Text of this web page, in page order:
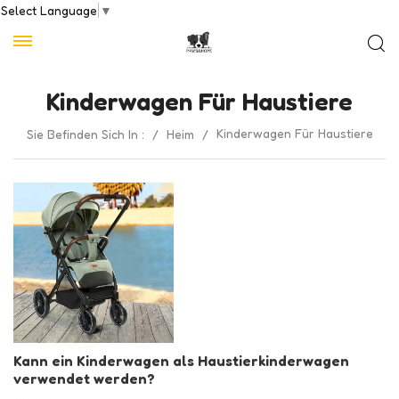
Select Language ▼
Kinderwagen Für Haustiere
Sie Befinden Sich In : / Heim / Kinderwagen Für Haustiere
Kann ein Kinderwagen als Haustierkinderwagen
verwendet werden?